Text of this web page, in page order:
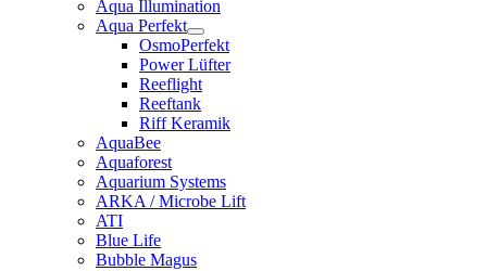
Aqua Illumination
Aqua Perfekt
OsmoPerfekt
Power Lüfter
Reeflight
Reeftank
Riff Keramik
AquaBee
Aquaforest
Aquarium Systems
ARKA / Microbe Lift
ATI
Blue Life
Bubble Magus